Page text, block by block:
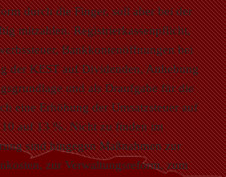
durch die Finger, soll aber bei der
mitzahlen. Registrierkassenpflicht,
Bankkontenöffnungen bei
der KEST auf Dividenden, Anhebung
und als Draufgabe für die
eine Erhöhung der Umsatzsteuer auf
auf 13 %. Nicht zu finden im
sind hingegen Maßnahmen zur
zur Verwaltungsreform, zum